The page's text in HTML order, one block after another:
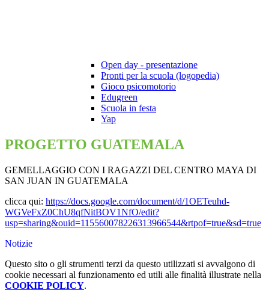
Open day - presentazione
Pronti per la scuola (logopedia)
Gioco psicomotorio
Edugreen
Scuola in festa
Yap
PROGETTO GUATEMALA
GEMELLAGGIO CON I RAGAZZI DEL CENTRO MAYA DI
SAN JUAN IN GUATEMALA
clicca qui: https://docs.google.com/document/d/1OETeuhd-
WGVeFxZ0ChU8qfNitBOV1NfO/edit?
usp=sharing&ouid=115560078226313966544&rtpof=true&sd=true
Notizie
Questo sito o gli strumenti terzi da questo utilizzati si avvalgono di
cookie necessari al funzionamento ed utili alle finalità illustrate nella
COOKIE POLICY.